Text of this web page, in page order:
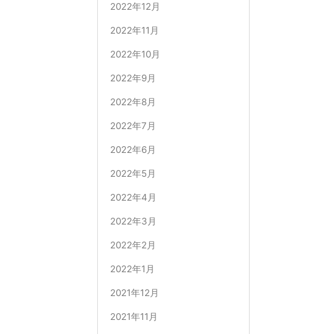
2022年12月
2022年11月
2022年10月
2022年9月
2022年8月
2022年7月
2022年6月
2022年5月
2022年4月
2022年3月
2022年2月
2022年1月
2021年12月
2021年11月